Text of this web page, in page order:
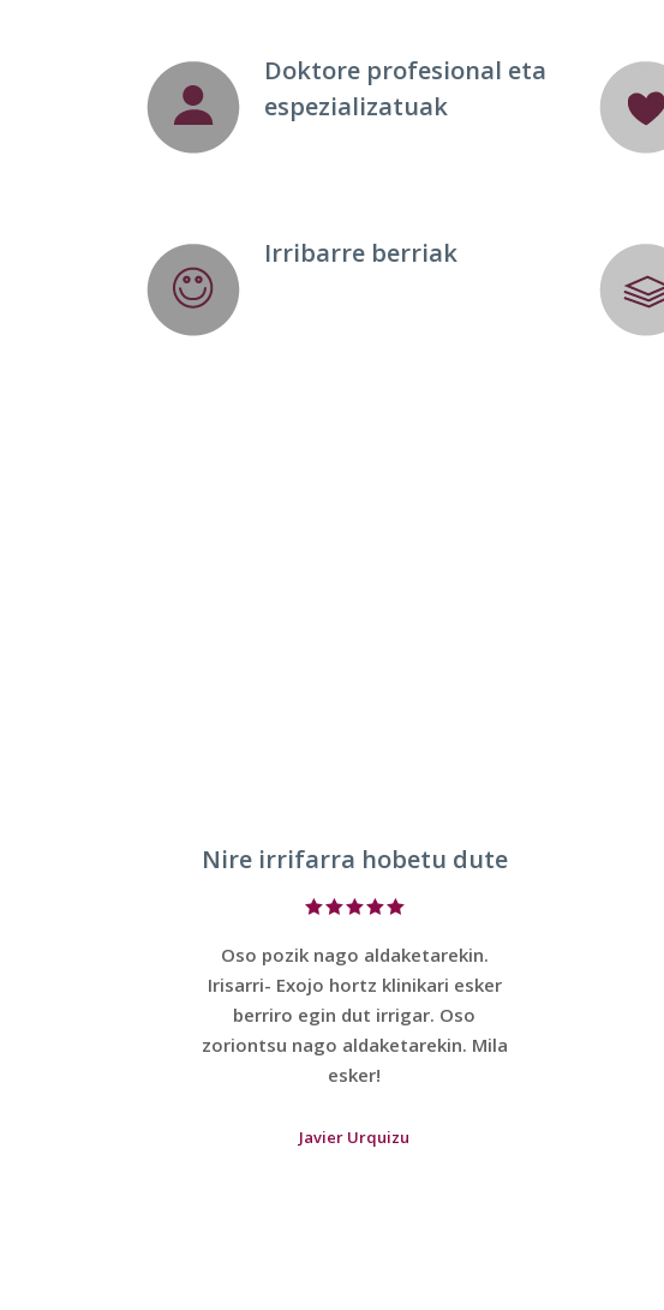
Doktore profesional eta
espezializatuak
Irribarre berriak
Nire irrifarra hobetu dute
Oso pozik nago aldaketarekin.
Irisarri- Exojo hortz klinikari esker
berriro egin dut irrigar. Oso
zoriontsu nago aldaketarekin. Mila
esker!
Javier Urquizu